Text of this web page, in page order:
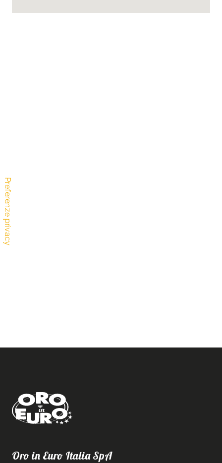
Oro in Euro Italia SpA